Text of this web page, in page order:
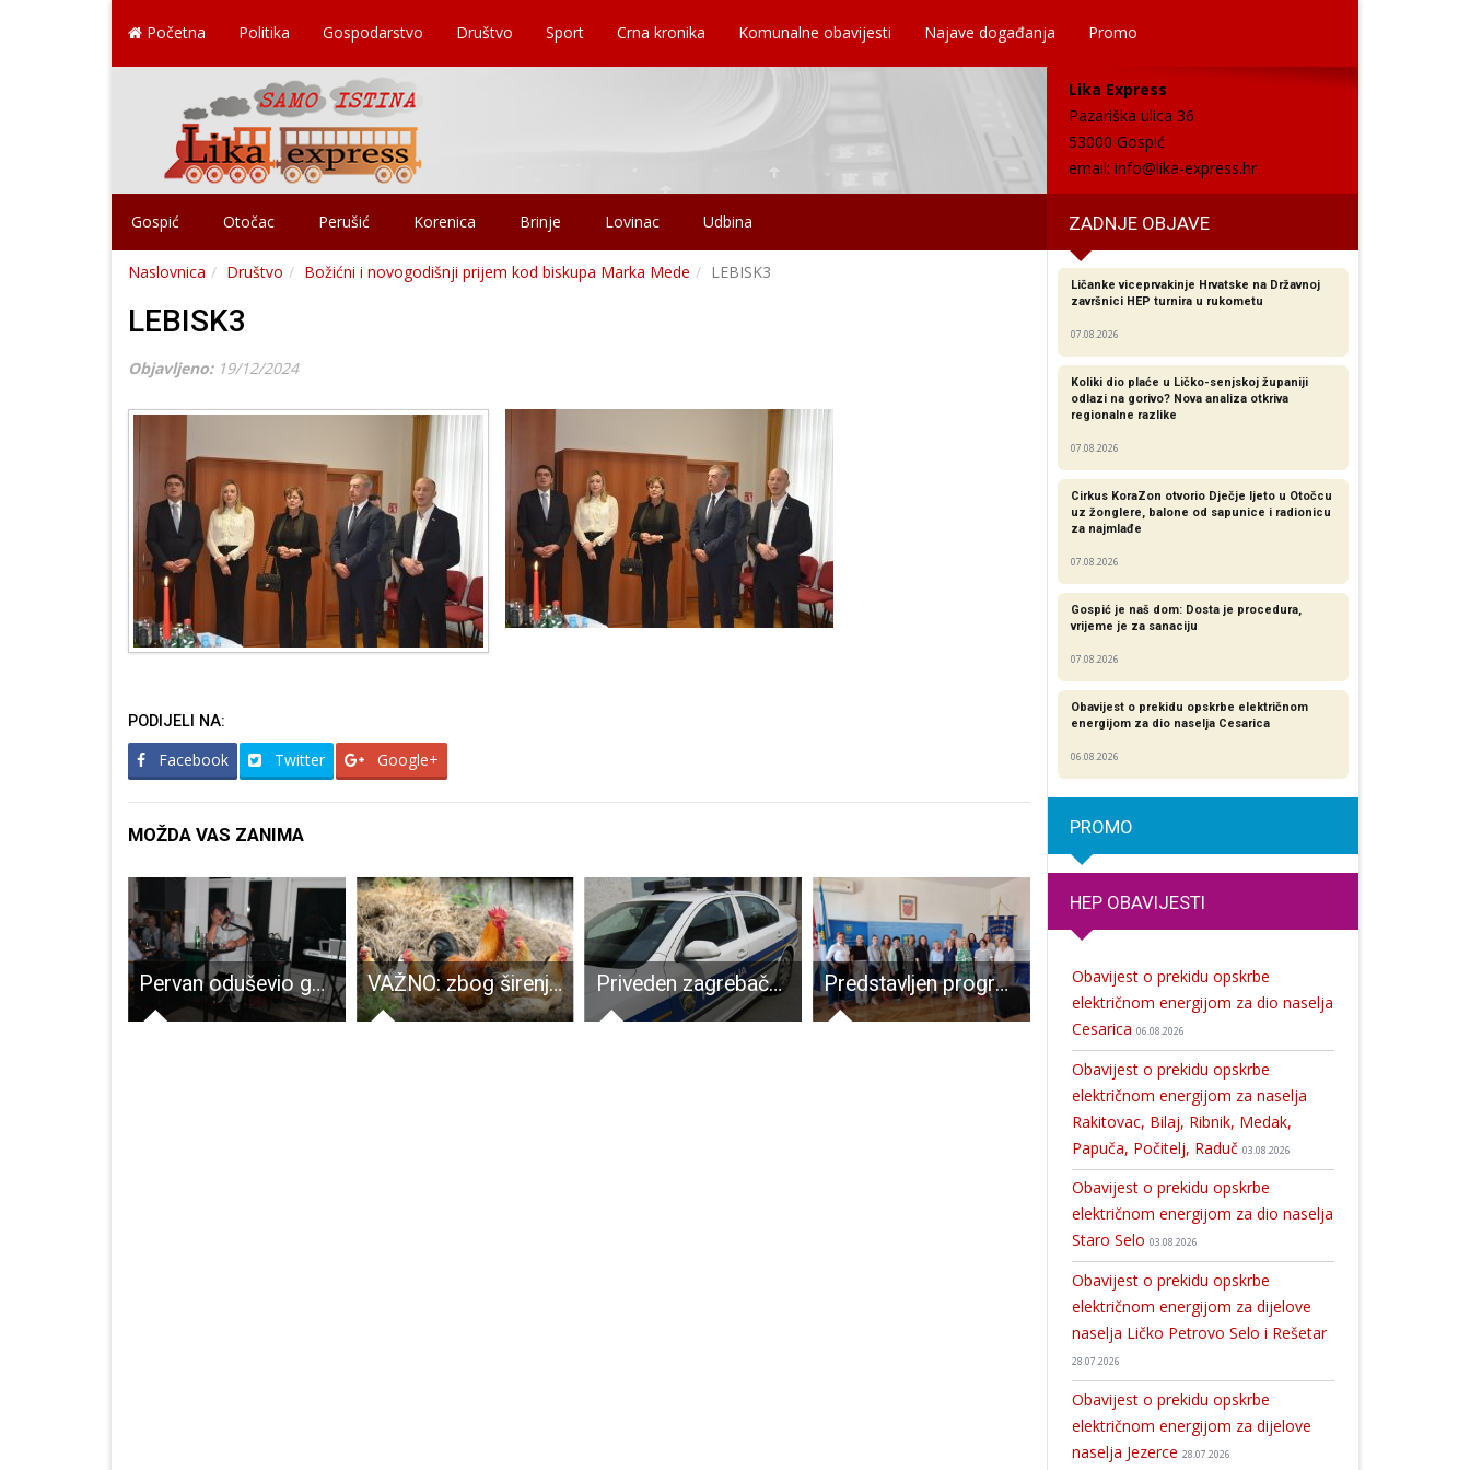
Početna Politika Gospodarstvo Društvo Sport Crna kronika Komunalne obavijesti Najave događanja Promo
Lika Express
Pazariška ulica 36
53000 Gospić
email: info@lika-express.hr
Gospić Otočac Perušić Korenica Brinje Lovinac Udbina ZADNJE OBJAVE
Naslovnica Društvo Božićni i novogodišnji prijem kod biskupa Marka Mede LEBISK3
LEBISK3
Objavljeno: 19/12/2024
PODIJELI NA:
Facebook Twitter Google+
MOŽDA VAS ZANIMA
Pervan oduševio goste Jump bara VAŽNO: zbog širenja influence ptica obavezno držanje peradi i ptica u zatvorenim nastambama u cijeloj Hrvatskoj! Priveden zagrebački policajac koji je “švercao” 18 Pakistanaca kroz Liku. Kaznena prijava dostavljena državnom odvjetništvu Predstavljen program Lions Quest – Vještine za adolescenciju u Ličko-senjskoj županiji 7. The Coklje Fest u Otočcu okupio kreativce, izlagače i zaljubljenike u tradiciju
Ličanke viceprvakinje Hrvatske na Državnoj
završnici HEP turnira u rukometu
07.08.2026
Koliki dio plaće u Ličko-senjskoj županiji
odlazi na gorivo? Nova analiza otkriva
regionalne razlike​
07.08.2026
Cirkus KoraZon otvorio Dječje ljeto u Otočcu
uz žonglere, balone od sapunice i radionicu
za najmlađe
07.08.2026
Gospić je naš dom: Dosta je procedura,
vrijeme je za sanaciju
07.08.2026
Obavijest o prekidu opskrbe električnom
energijom za dio naselja Cesarica
06.08.2026
PROMO
HEP OBAVIJESTI
Obavijest o prekidu opskrbe
električnom energijom za dio naselja
Cesarica 06.08.2026
Obavijest o prekidu opskrbe
električnom energijom za naselja
Rakitovac, Bilaj, Ribnik, Medak,
Papuča, Počitelj, Raduč 03.08.2026
Obavijest o prekidu opskrbe
električnom energijom za dio naselja
Staro Selo 03.08.2026
Obavijest o prekidu opskrbe
električnom energijom za dijelove
naselja Ličko Petrovo Selo i Rešetar
28.07.2026
Obavijest o prekidu opskrbe
električnom energijom za dijelove
naselja Jezerce 28.07.2026